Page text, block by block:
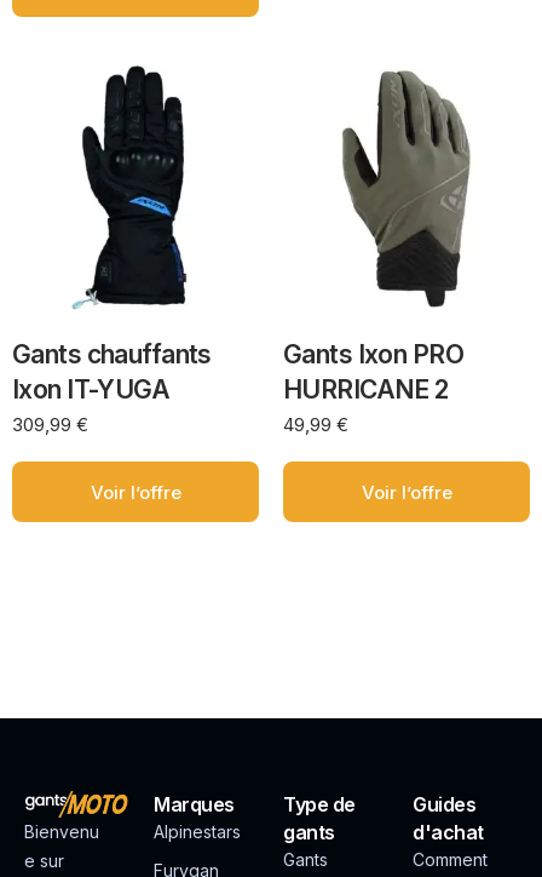
Gants chauffants
Ixon IT-YUGA
309,99 €
Voir l’offre
Gants Ixon PRO
HURRICANE 2
49,99 €
Voir l’offre
Bienvenu
e sur
Marques
Alpinestars
Furygan
Type de
gants
Gants
Guides
d'achat
Comment